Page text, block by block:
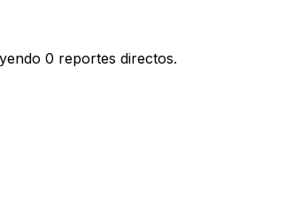
0 reportes directos.